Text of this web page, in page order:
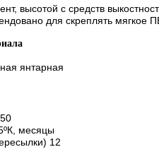
высотой с средств
для скреплять
янтарная
месяцы
12